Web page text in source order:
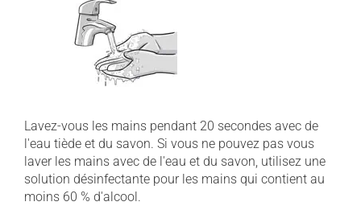
Lavez-vous les mains pendant 20 secondes avec de
l'eau tiède et du savon. Si vous ne pouvez pas vous
laver les mains avec de l'eau et du savon, utilisez une
solution désinfectante pour les mains qui contient au
moins 60 % d'alcool.